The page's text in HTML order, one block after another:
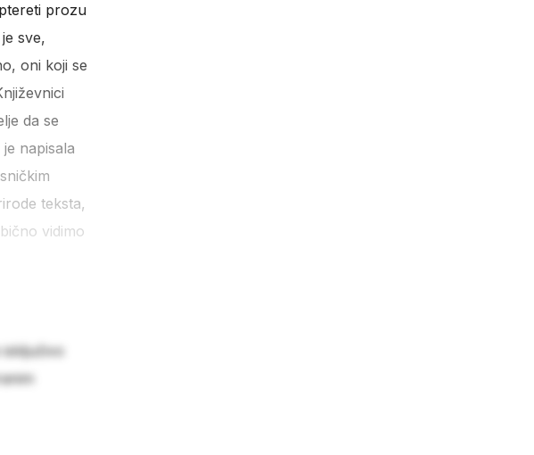
prozu
sve,
oni koji se
da se
napisala
teksta,
vidimo